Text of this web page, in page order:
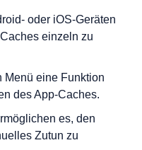
oder iOS-Geräten
einzeln zu
Menü eine Funktion
des App-Caches.
es, den
Zutun zu